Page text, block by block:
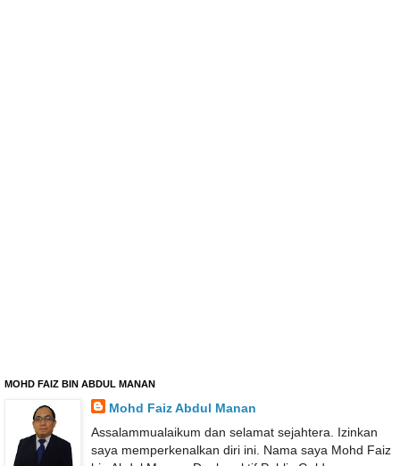
MOHD FAIZ BIN ABDUL MANAN
Mohd Faiz Abdul Manan
Assalammualaikum dan selamat sejahtera. Izinkan
saya memperkenalkan diri ini. Nama saya Mohd Faiz